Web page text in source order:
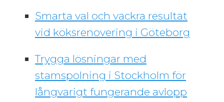
Smarta val och vackra resultat
vid köksrenovering i Göteborg
Trygga lösningar med
stamspolning i Stockholm för
långvarigt fungerande avlopp